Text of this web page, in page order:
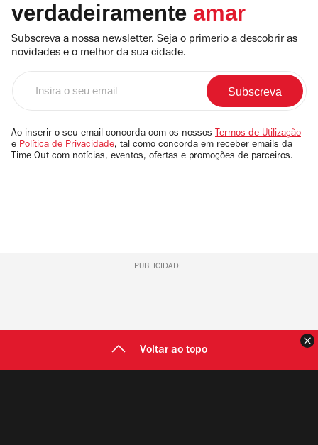
verdadeiramente amar
Subscreva a nossa newsletter. Seja o primerio a descobrir as
novidades e o melhor da sua cidade.
email
Ao inserir o seu email concorda com os nossos Termos de Utilização
e Política de Privacidade, tal como concorda em receber emails da
Time Out com notícias, eventos, ofertas e promoções de parceiros.
PUBLICIDADE
Voltar ao topo